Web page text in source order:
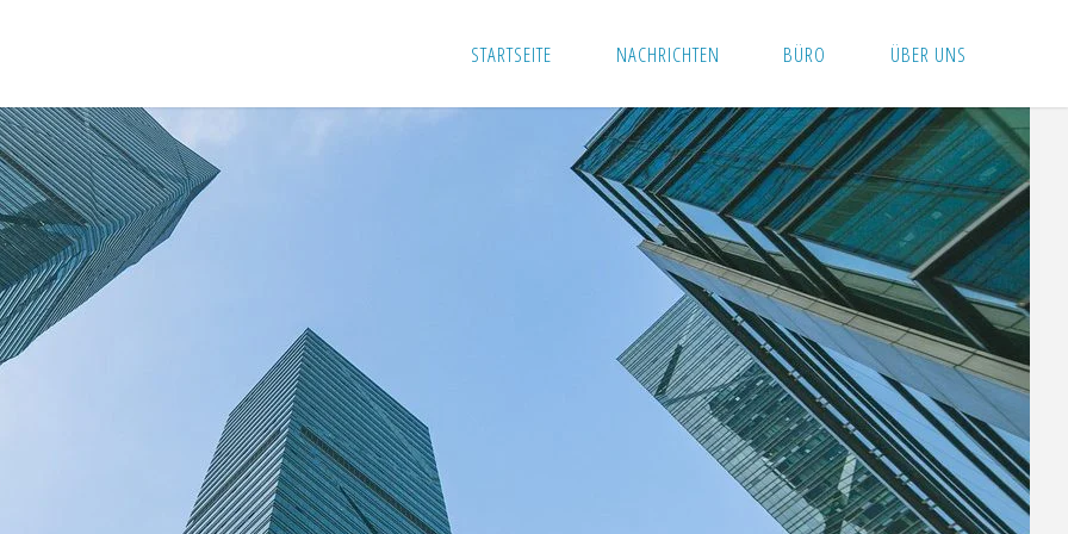
STARTSEITE NACHRICHTEN BÜRO ÜBER UNS